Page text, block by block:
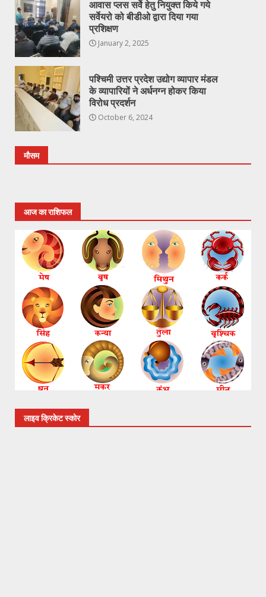
आवास प्लस सर्वे हेतु नियुक्त किये गये
सर्वेयरो को बीडीओ द्वारा दिया गया
प्रशिक्षण
January 2, 2025
पश्चिमी उत्तर प्रदेश उद्योग व्यापार मंडल
के व्यापारियों ने अर्धनग्न होकर किया
विरोध प्रदर्शन
October 6, 2024
मौसम
आज का राशिफल
लाइव क्रिकेट स्कोर